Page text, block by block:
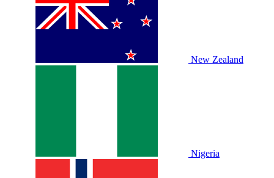
New Zealand
Nigeria